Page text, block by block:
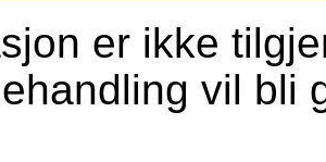
er ikke
vil bli